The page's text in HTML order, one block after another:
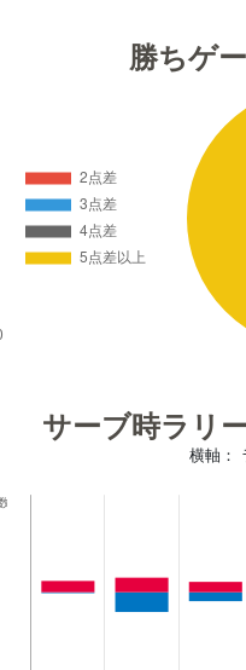
勝ちゲ
サーブ時ラリ
横軸：